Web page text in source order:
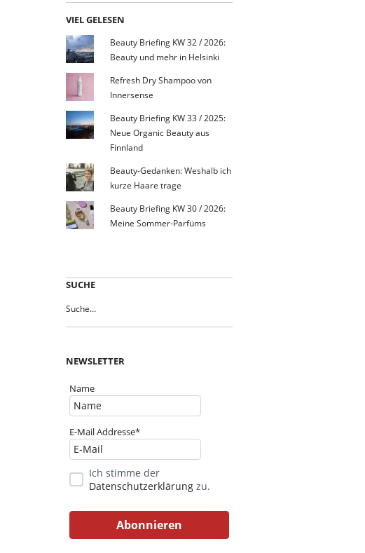
VIEL GELESEN
Beauty Briefing KW 32 / 2026:
Beauty und mehr in Helsinki
Refresh Dry Shampoo von
Innersense
Beauty Briefing KW 33 / 2025:
Neue Organic Beauty aus
Finnland
Beauty-Gedanken: Weshalb ich
kurze Haare trage
Beauty Briefing KW 30 / 2026:
Meine Sommer-Parfüms
SUCHE
NEWSLETTER
Name
E-Mail Addresse*
Ich stimme der
Datenschutzerklärung zu.